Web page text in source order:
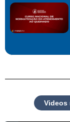
Videos